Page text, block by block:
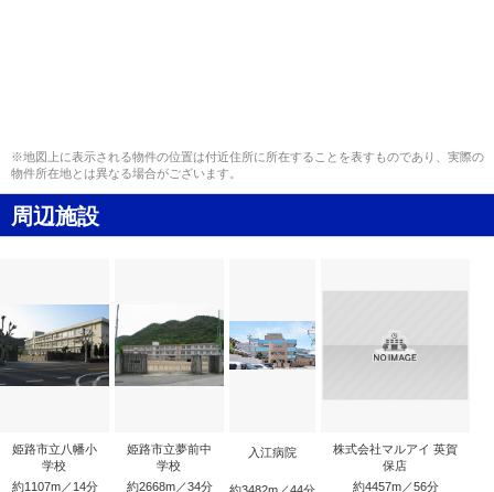
※地図上に表示される物件の位置は付近住所に所在することを表すものであり、実際の
物件所在地とは異なる場合がございます。
周辺施設
姫路市立八幡小
学校
約1107m／14分
姫路市立夢前中
学校
約2668m／34分
入江病院
約3482m／44分
株式会社マルアイ 英賀
保店
約4457m／56分